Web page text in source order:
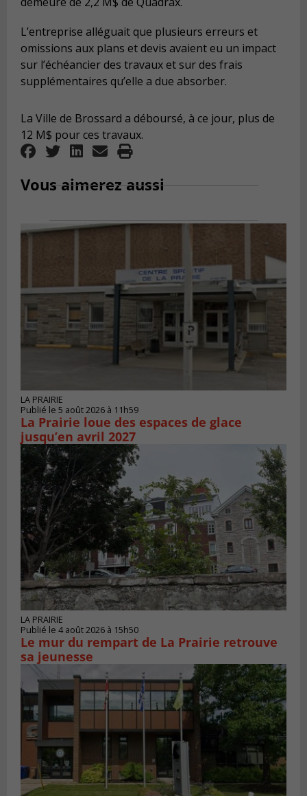
L’entreprise alléguait que plusieurs erreurs et
omissions aux plans et devis avaient eu un impact
sur l’échéancier des travaux et sur des frais
supplémentaires qu’elle a due absorber.
La Ville de Brossard a déboursé, à ce jour, plus de
12 M$ pour ces travaux.
Vous aimerez aussi
LA PRAIRIE
Publié le 5 août 2026 à 11h59
La Prairie loue des espaces de glace
jusqu’en avril 2027
LA PRAIRIE
Publié le 4 août 2026 à 15h50
Le mur du rempart de La Prairie retrouve
sa jeunesse